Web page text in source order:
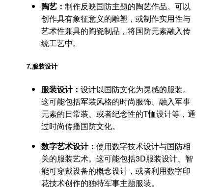
陶艺： 制作反映国防主题的陶艺作品。可以
创作具有象征意义的雕塑，或制作实用性与
艺术性兼具的陶瓷制品，将国防元素融入传
统工艺中。
7.服装设计
服装设计： 设计以国防文化为灵感的服装。
这可能包括军装风格的时尚服饰、融入军事
元素的日常装、或者纪念性的T恤设计等，通
过时尚传播国防文化。
数字艺术设计： 使用数字技术设计与国防相
关的服装艺术。这可能包括3D服装设计、智
能可穿戴设备的概念设计，或者利用数字印
花技术创作的独特军事主题服装。